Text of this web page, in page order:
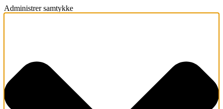
Administrer samtykke